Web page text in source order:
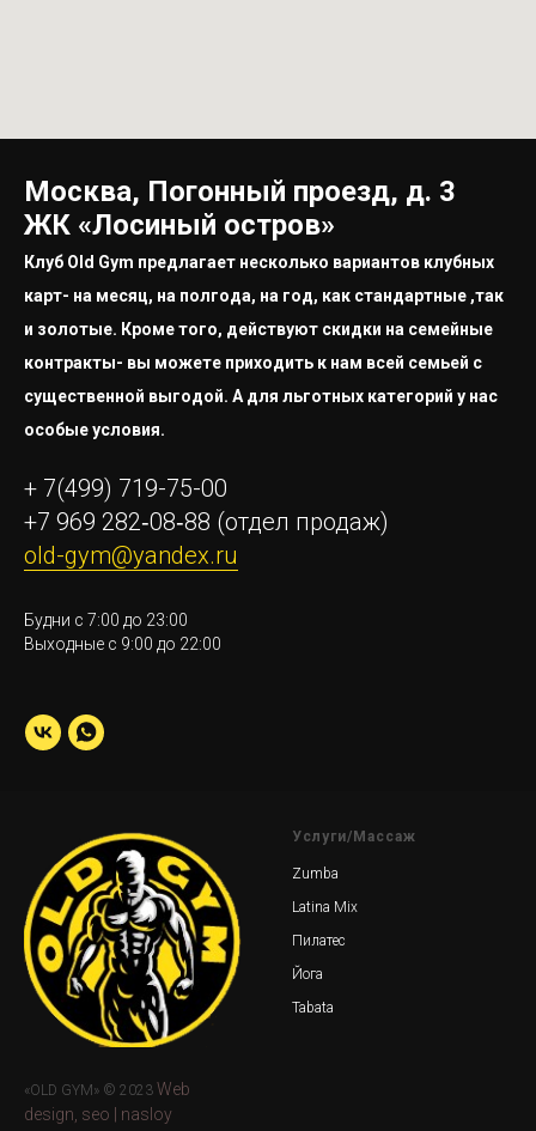
Москва, Погонный проезд, д. 3
ЖК «Лосиный остров»
Клуб Old Gym предлагает несколько вариантов клубных
карт- на месяц, на полгода, на год, как стандартные ,так
и золотые. Кроме того, действуют скидки на семейные
контракты- вы можете приходить к нам всей семьей с
существенной выгодой. А для льготных категорий у нас
особые условия.
+ 7(499) 719-75-00
+7 969 282‑08‑88 (отдел продаж)
old-gym@yandex.ru
Будни с 7:00 до 23:00
Выходные с 9:00 до 22:00
«OLD GYM» © 2023 Web
design, seo | nasloy
Услуги/Массаж
Zumba
Latina Mix
Пилатес
Йога
Tabata